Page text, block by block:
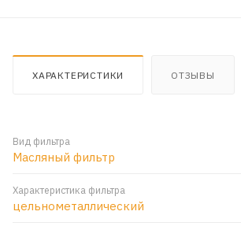
ХАРАКТЕРИСТИКИ ОТЗЫВЫ
Вид фильтра
Масляный фильтр
Характеристика фильтра
цельнометаллический